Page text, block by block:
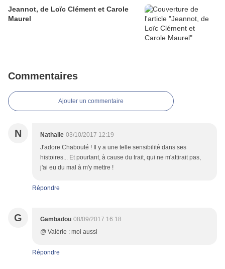
Jeannot, de Loïc Clément et Carole
Maurel
Commentaires
Ajouter un commentaire
N Nathalie 03/10/2017 12:19
J'adore Chabouté ! Il y a une telle sensibilité dans ses
histoires... Et pourtant, à cause du trait, qui ne m'attirait pas,
j'ai eu du mal à m'y mettre !
Répondre
G Gambadou 08/09/2017 16:18
@ Valérie : moi aussi
Répondre